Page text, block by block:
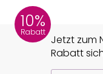
10%
Rabatt
Jetzt zum
Rabatt